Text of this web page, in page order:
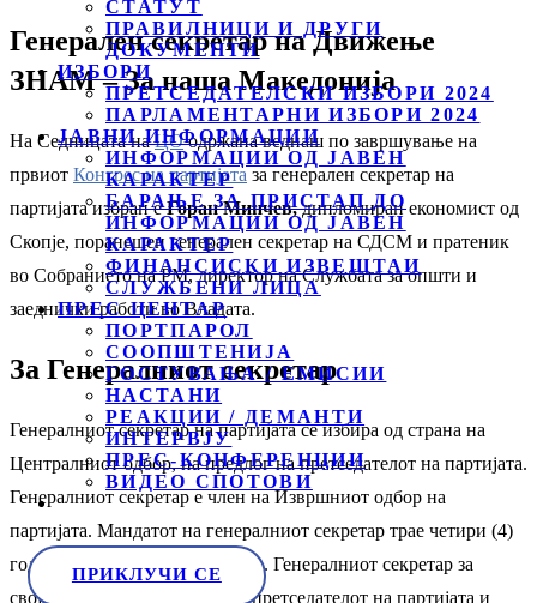
СТАТУТ
ПРАВИЛНИЦИ И ДРУГИ
ДОКУМЕНТИ
ИЗБОРИ
ПРЕТСЕДАТЕЛСКИ ИЗБОРИ 2024
ПАРЛАМЕНТАРНИ ИЗБОРИ 2024
ЈАВНИ ИНФОРМАЦИИ
ИНФОРМАЦИИ ОД ЈАВЕН
КАРАКТЕР
БАРАЊЕ ЗА ПРИСТАП ДО
ИНФОРМАЦИИ ОД ЈАВЕН
КАРАКТЕР
ФИНАНСИСКИ ИЗВЕШТАИ
СЛУЖБЕНИ ЛИЦА
ПРЕС ЦЕНТАР
ПОРТПАРОЛ
СООПШТЕНИЈА
ГОСТУВАЊА / ЕМИСИИ
НАСТАНИ
РЕАКЦИИ / ДЕМАНТИ
ИНТЕРВЈУ
ПРЕС-КОНФЕРЕНЦИИ
ВИДЕО СПОТОВИ
ПРИКЛУЧИ СЕ
Генерален секретар на Движење
ЗНАМ – За наша Македонија
На Седницата наЦОодржана веднаш по завршување на
првиот Конгрес на партијата за генерален секретар на
партијата избран еГоран Минчев,дипломиран економист од
Скопје, поранешен генерален секретар на СДСМ и пратеник
во Собранието на РМ, директор на Службата за општи и
заеднички работи во Владата.
За Генералниот секретар
Генералниот секретар на партијата се избира од страна на
Централниот одбор, на предлог на претседателот на партијата.
Генералниот секретар е член на Извршниот одбор на
партијата. Мандатот на генералниот секретар трае четири (4)
години, со можност за резибор. Генералниот секретар за
својата работа одговара пред претседателот на партијата и